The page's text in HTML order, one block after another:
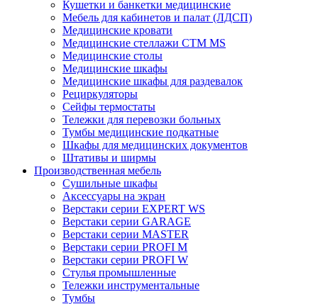
Кушетки и банкетки медицинские
Мебель для кабинетов и палат (ЛДСП)
Медицинские кровати
Медицинские стеллажи CTM MS
Медицинские столы
Медицинские шкафы
Медицинские шкафы для раздевалок
Рециркуляторы
Сейфы термостаты
Тележки для перевозки больных
Тумбы медицинские подкатные
Шкафы для медицинских документов
Штативы и ширмы
Производственная мебель
Cушильные шкафы
Аксессуары на экран
Верстаки серии EXPERT WS
Верстаки серии GARAGE
Верстаки серии MASTER
Верстаки серии PROFI M
Верстаки серии PROFI W
Стулья промышленные
Тележки инструментальные
Тумбы